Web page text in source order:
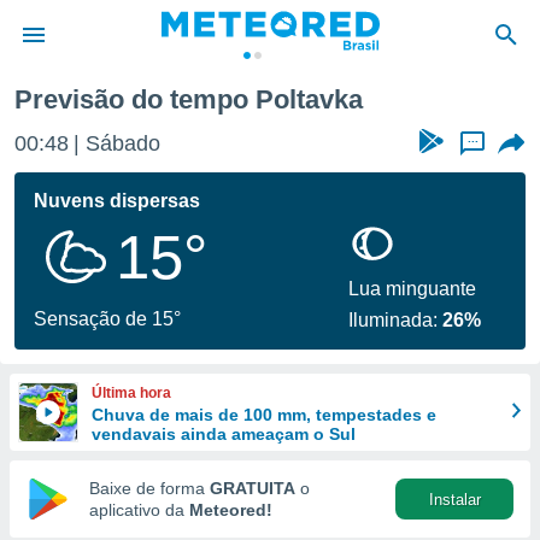
da
fornecidas
a este
das
e
forma
digital
Previsão do tempo Poltavka
00:48 Sábado ...
Nuvens dispersas
15°
Sensação de 15°
Lua minguante
Iluminada:26%
Última hora
Chuva de mais de 100 mm, tempestades e
vendavais ainda ameaçam o Sul
Baixe de forma GRATUITA o
aplicativo da Meteored!
Instalar